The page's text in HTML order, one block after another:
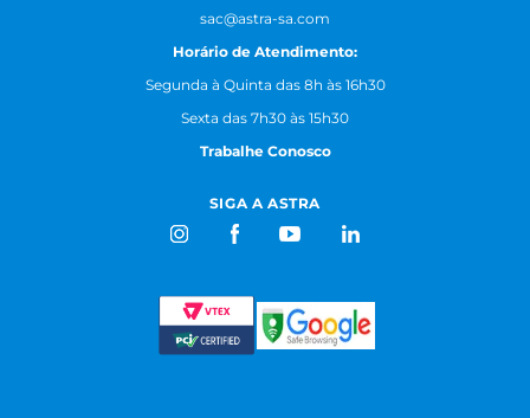
sac@astra-sa.com
Horário de Atendimento:
Segunda à Quinta das 8h às 16h30
Sexta das 7h30 às 15h30
Trabalhe Conosco
SIGA A ASTRA